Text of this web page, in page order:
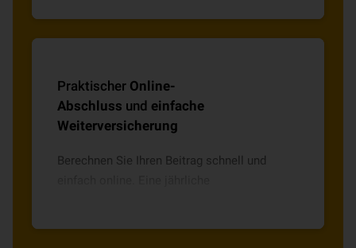
Praktischer Online-
Abschluss und einfache
Weiterversicherung
Berechnen Sie Ihren Beitrag schnell und